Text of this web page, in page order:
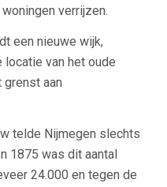
verrijzen.
een nieuwe wijk,
locatie van het oude
grenst aan
telde Nijmegen slechts
1875 was dit aantal
24.000 en tegen de